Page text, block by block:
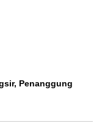
Penanggung